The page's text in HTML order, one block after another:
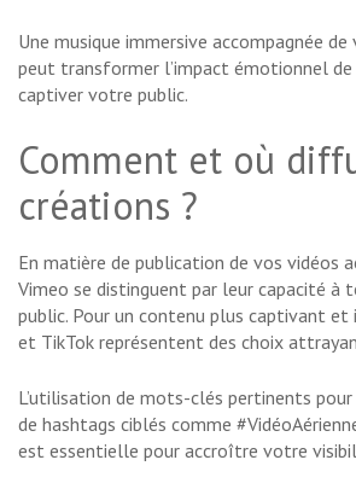
Une musique immersive accompagnée de
peut transformer l’impact émotionnel
captiver votre public.
Comment et où
créations ?
En matière de publication de vos vidéos
Vimeo se distinguent par leur capacité à
public. Pour un contenu plus captivant
et TikTok représentent des choix
L’utilisation de mots-clés pertinents
de hashtags ciblés comme
est essentielle pour accroître votre